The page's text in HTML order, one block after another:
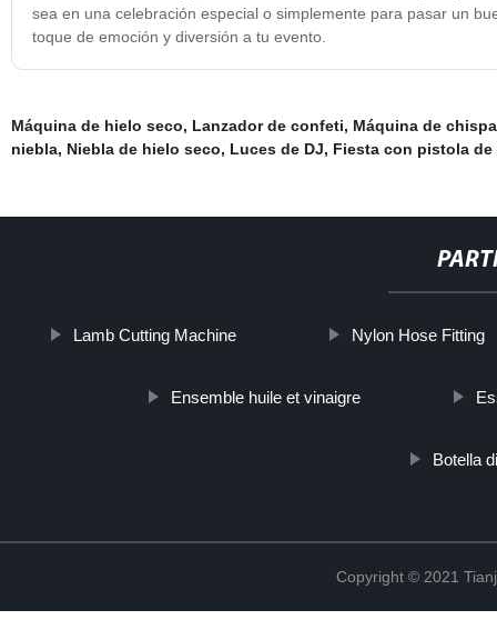
sea en una celebración especial o simplemente para pasar un
toque de emoción y diversión a tu evento.
Máquina de hielo seco, Lanzador de confeti, Máquina de
niebla, Niebla de hielo seco, Luces de DJ, Fiesta con pistola de
Lamb Cutting Machine Nylon Hose Fitting
Ensemble huile et vinaigre
Botella
Copyright © 2021